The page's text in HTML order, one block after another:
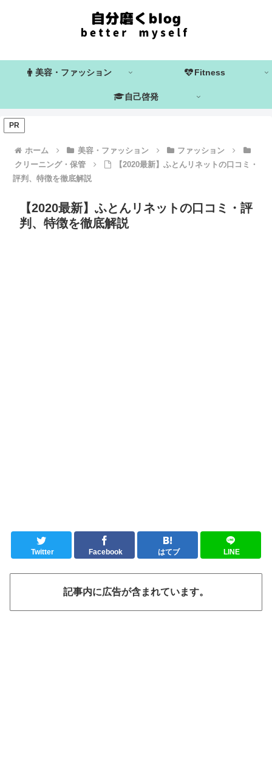
美容・ファッション Fitness
自己啓発
ホーム 美容・ファッション
ファッション
クリーニング・保管
【2020最新】ふとんリネットの口コミ・
評判、特徴を徹底解説
PR
【2020最新】ふとんリネットの口コミ・評
判、特徴を徹底解説
Twitter Facebook はてブ LINE
記事内に広告が含まれています。